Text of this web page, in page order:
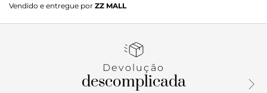
matelassê em formato triangular, traz um toque de
sofisticação para o seu bolso. Compacto e elegante, é uma
Vendido e entregue por ZZ MALL
Devolução
descomplicada